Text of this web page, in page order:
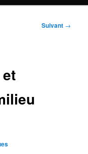
Suivant →